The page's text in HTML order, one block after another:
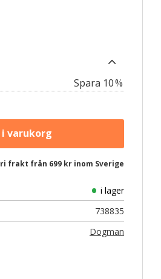
10%
frakt från 699 kr inom Sverige
i lager
738835
Dogman